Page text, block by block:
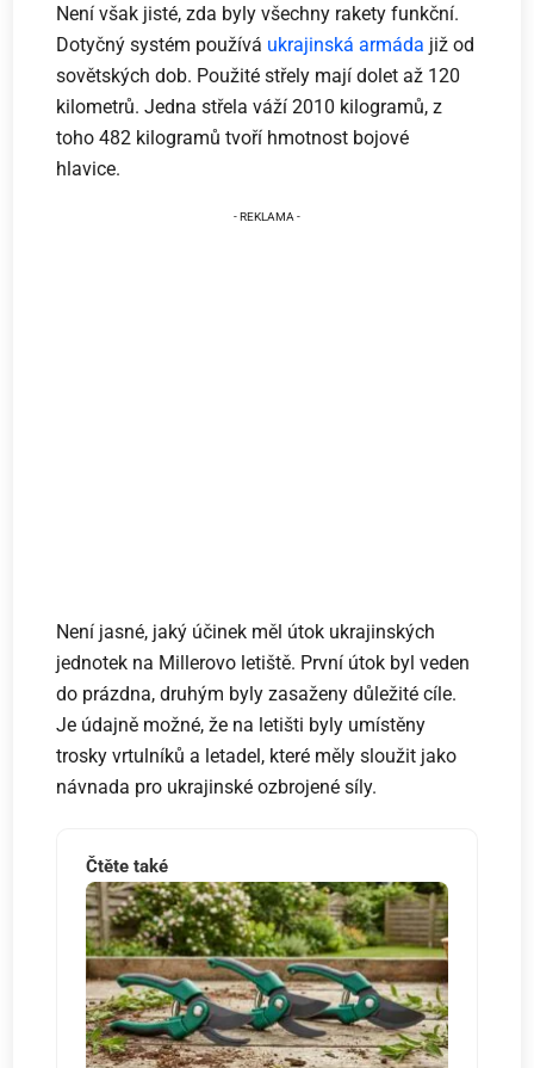
Není však jisté, zda byly všechny rakety funkční.
Dotyčný systém používá ukrajinská armáda již od
sovětských dob. Použité střely mají dolet až 120
kilometrů. Jedna střela váží 2010 kilogramů, z
toho 482 kilogramů tvoří hmotnost bojové
hlavice.
Není jasné, jaký účinek měl útok ukrajinských
jednotek na Millerovo letiště. První útok byl veden
do prázdna, druhým byly zasaženy důležité cíle.
Je údajně možné, že na letišti byly umístěny
trosky vrtulníků a letadel, které měly sloužit jako
návnada pro ukrajinské ozbrojené síly.
Čtěte také